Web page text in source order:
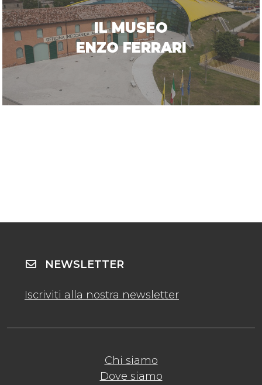
IL MUSEO
ENZO FERRARI
Chi siamo
Dove siamo
NEWSLETTER
Iscriviti alla nostra newsletter